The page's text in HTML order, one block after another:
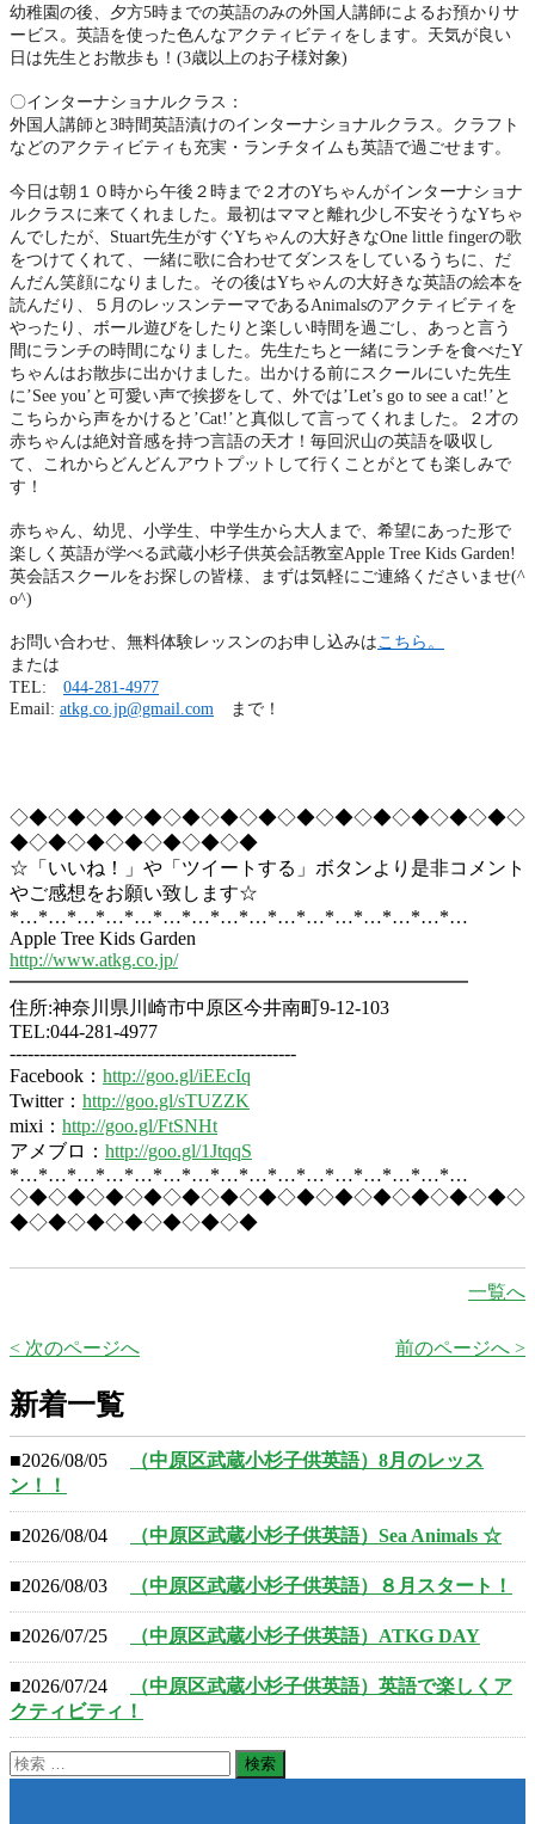
幼稚園の後、夕方5時までの英語のみの外国人講師によるお預かりサ
ービス。英語を使った色んなアクティビティをします。天気が良い
日は先生とお散歩も！ (3歳以上のお子様対象)
〇インターナショナルクラス：
外国人講師と 3時間英語漬けのインターナショナルクラス。クラフト
などのアクティビティも充実・ランチタイムも英語で過ごせます。
今日は朝１０時から午後２時まで２才のYちゃんがインターナショナ
ルクラスに来てくれました。最初はママと離れ少し不安そうなYちゃ
んでしたが、 Stuart先生がすぐYちゃんの大好きなOne little fingerの歌
をつけてくれて、一緒に歌に合わせてダンスをしているうちに、だ
んだん笑顔になりました。その後はYちゃんの大好きな英語の絵本を
読んだり、５月のレッスンテーマである Animalsのアクティビティを
やったり、ボール遊びをしたりと楽しい時間を過ごし、あっと言う
間にランチの時間になりました。先生たちと一緒にランチを食べたY
ちゃんはお散歩に出かけました。出かける前にスクールにいた先生
に ’See you’ と可愛い声で挨拶をして、外では’Let’s go to see a cat!’ と
こちらから声をかけると ’Cat!’ と真似して言ってくれました。２才の
赤ちゃんは絶対音感を持つ言語の天才！毎回沢山の英語を吸収し
て、これからどんどんアウトプットして行くことがとても楽しみで
す！
赤ちゃん、幼児、小学生、中学生から大人まで、希望にあった形で
楽しく英語が学べる武蔵小杉子供英会話教室Apple Tree Kids Garden!
英会話スクールをお探しの皆様、まずは気軽にご連絡くださいませ(^
o^)
お問い合わせ、無料体験レッスンのお申し込みは こちら。
または
TEL:
044-281-4977
Email: atkg.co.jp@gmail.com まで！
◇◆◇◆◇◆◇◆◇◆◇◆◇◆◇◆◇◆◇◆◇◆◇◆◇◆◇
◆◇◆◇◆◇◆◇◆◇◆◇◆
☆「いいね！」や「ツイートする」ボタンより是非コメント
やご感想をお願い致します☆
*…*…*…*…*…*…*…*…*…*…*…*…*…*…*…*…
Apple Tree Kids Garden
http://www.atkg.co.jp/
━━━━━━━━━━━━━━━━━━━━━━━━
住所:神奈川県川崎市中原区今井南町9-12-103
TEL:044-281-4977
------------------------------------------------
Facebook： http://goo.gl/iEEcIq
Twitter： http://goo.gl/sTUZZK
mixi： http://goo.gl/FtSNHt
アメブロ： http://goo.gl/1JtqqS
*…*…*…*…*…*…*…*…*…*…*…*…*…*…*…*…
◇◆◇◆◇◆◇◆◇◆◇◆◇◆◇◆◇◆◇◆◇◆◇◆◇◆◇
◆◇◆◇◆◇◆◇◆◇◆◇◆
一覧へ
< 次のページへ 前のページへ >
新着一覧
■2026/08/05
（中原区武蔵小杉子供英語）8月のレッス
ン！！
■2026/08/04 （中原区武蔵小杉子供英語）Sea Animals ☆
■2026/08/03 （中原区武蔵小杉子供英語）８月スタート！
■2026/07/25 （中原区武蔵小杉子供英語）ATKG DAY
■2026/07/24
（中原区武蔵小杉子供英語）英語で楽しくア
クティビティ！
検
索: